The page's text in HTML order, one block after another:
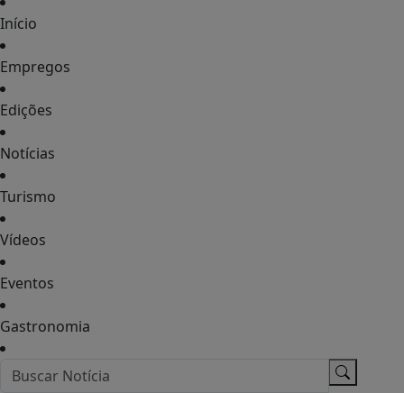
Início
Empregos
Edições
Notícias
Turismo
Vídeos
Eventos
Gastronomia